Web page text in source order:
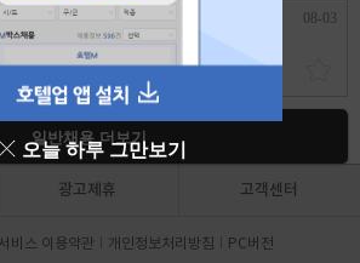
소팀 / 외국인팀 구해요
08-03
일반채용 더보기
오늘 하루 그만보기
광고제휴 고객센터
비스 이용약관 개인정보처리방침 PC버전